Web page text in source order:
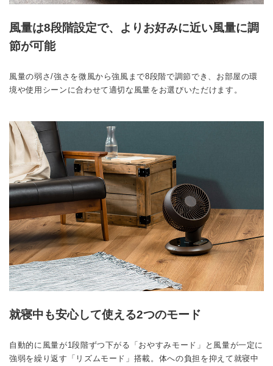
風量は8段階設定で、よりお好みに近い風量に調
節が可能
風量の弱さ/強さを微風から強風まで8段階で調節でき、お部屋の環
境や使用シーンに合わせて適切な風量をお選びいただけます。
就寝中も安心して使える2つのモード
自動的に風量が1段階ずつ下がる「おやすみモード」と風量が一定に
強弱を繰り返す「リズムモード」搭載。体への負担を抑えて就寝中